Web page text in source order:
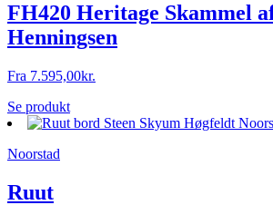
FH420 Heritage Skammel
Henningsen
Fra 7.595,00kr.
Se produkt
Noorstad
Ruut